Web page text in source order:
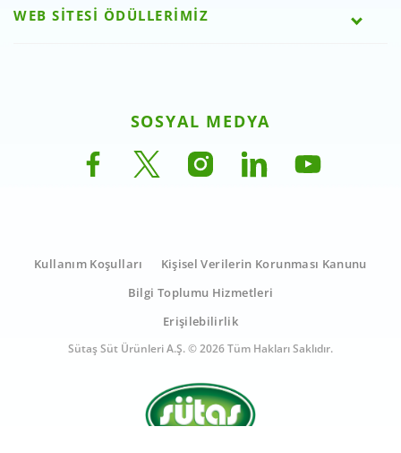
WEB SİTESİ ÖDÜLLERİMİZ
SOSYAL MEDYA
Kullanım Koşulları
Kişisel Verilerin Korunması Kanunu
Bilgi Toplumu Hizmetleri
Erişilebilirlik
Sütaş Süt Ürünleri A.Ş. © 2026 Tüm Hakları Saklıdır.